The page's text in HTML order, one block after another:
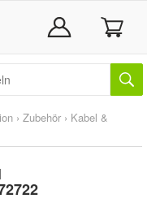
› Zubehör › Kabel &